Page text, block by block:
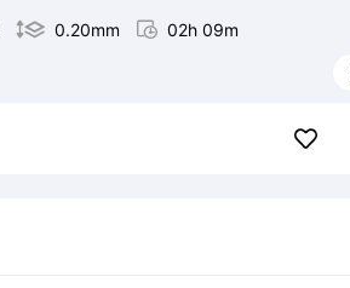
 0.20mm  02h 09m